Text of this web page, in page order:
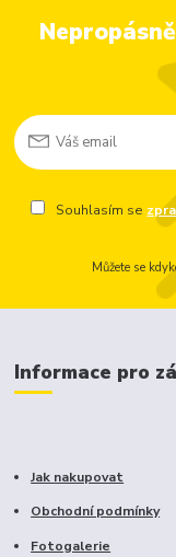
Souhlasím se
Můžete se
Informace pro
Jak nakupovat
Obchodní podmínky
Fotogalerie